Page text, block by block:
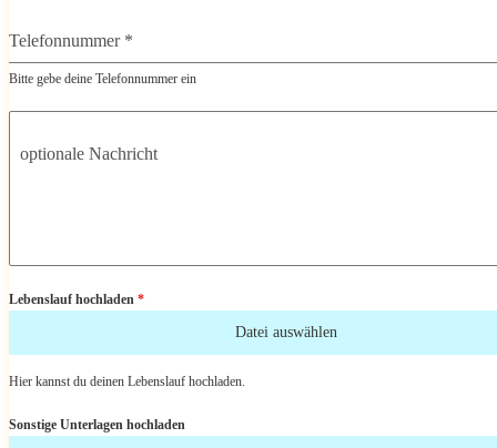
Telefonnummer *
Bitte gebe deine Telefonnummer ein
optionale Nachricht
Lebenslauf hochladen *
Datei auswählen
Hier kannst du deinen Lebenslauf hochladen.
Sonstige Unterlagen hochladen